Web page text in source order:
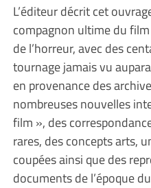
L’éditeur décrit cet
compagnon ultime du
de l’horreur, avec des
tournage jamais vu
en provenance des
nombreuses nouvelles
film », des
rares, des concepts arts,
coupées ainsi que des
documents de l’époque